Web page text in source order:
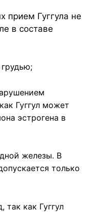
прием Гуггула не
в составе
Гуггул может
эстрогена в
железы. В
только
как Гуггул